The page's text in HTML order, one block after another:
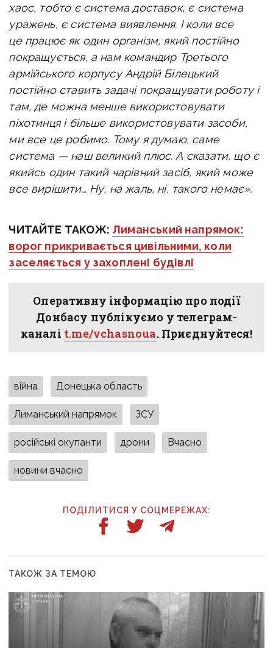
хаос, тобто є система доставок, є система
уражень, є система виявлення. І коли все
це працює як один організм, який постійно
покращується, а нам командир Третього
армійського корпусу Андрій Білецький
постійно ставить задачі покращувати роботу і
там, де можна менше використовувати
піхотинця і більше використовувати засоби,
ми все це робимо. Тому я думаю, саме
система — наш великий плюс. А сказати, що є
якийсь один такий чарівний засіб, який може
все вирішити… Ну, на жаль, ні, такого немає».
ЧИТАЙТЕ ТАКОЖ: Лиманський напрямок:
ворог прикривається цивільними, коли
заселяється у захоплені будівлі
Оперативну інформацію про події
Донбасу публікуємо у телеграм-
каналі t.me/vchasnoua. Приєднуйтеся!
війна Донецька область
Лиманський напрямок ЗСУ
російські окупанти дрони Вчасно
новини вчасно
ПОДІЛИТИСЯ У СОЦМЕРЕЖАХ:
ТАКОЖ ЗА ТЕМОЮ